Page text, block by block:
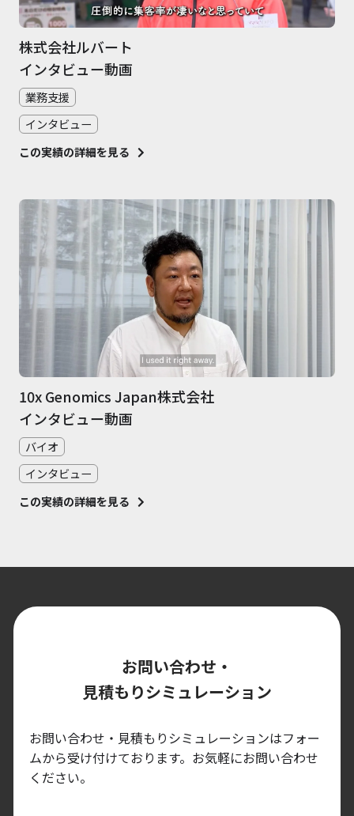
株式会社ルバート
インタビュー動画
業務支援
インタビュー
この実績の詳細を見る
10x Genomics Japan株式会社
インタビュー動画
バイオ
インタビュー
この実績の詳細を見る
お問い合わせ・
見積もりシミュレーション
お問い合わせ・見積もりシミュレーションはフォー
ムから受け付けております。 お気軽にお問い合わせ
ください。